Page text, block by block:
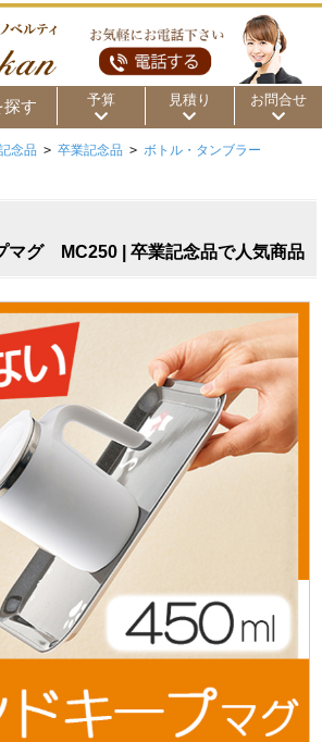
探す 予算
～50円 ～100円 ～200円
円 ～30,000円
～50,000円 50,001円～
見積り お問合せ
念品 > 卒業記念品 > ボトル・タンブラー
マグ MC250 | 卒業記念品で人気商品